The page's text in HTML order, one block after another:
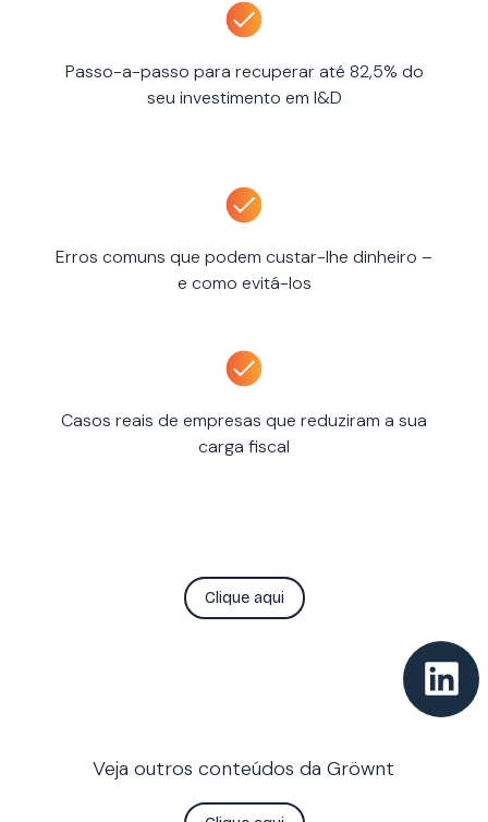
Passo-a-passo para recuperar até 82,5% do
seu investimento em I&D
Erros comuns que podem custar-lhe dinheiro –
e como evitá-los
Casos reais de empresas que reduziram a sua
carga fiscal
Clique aqui
Veja outros conteúdos da Gröwnt